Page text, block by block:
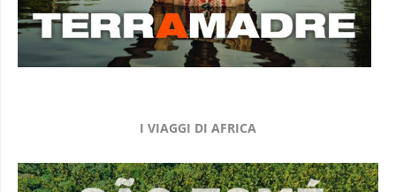
I VIAGGI DI AFRICA